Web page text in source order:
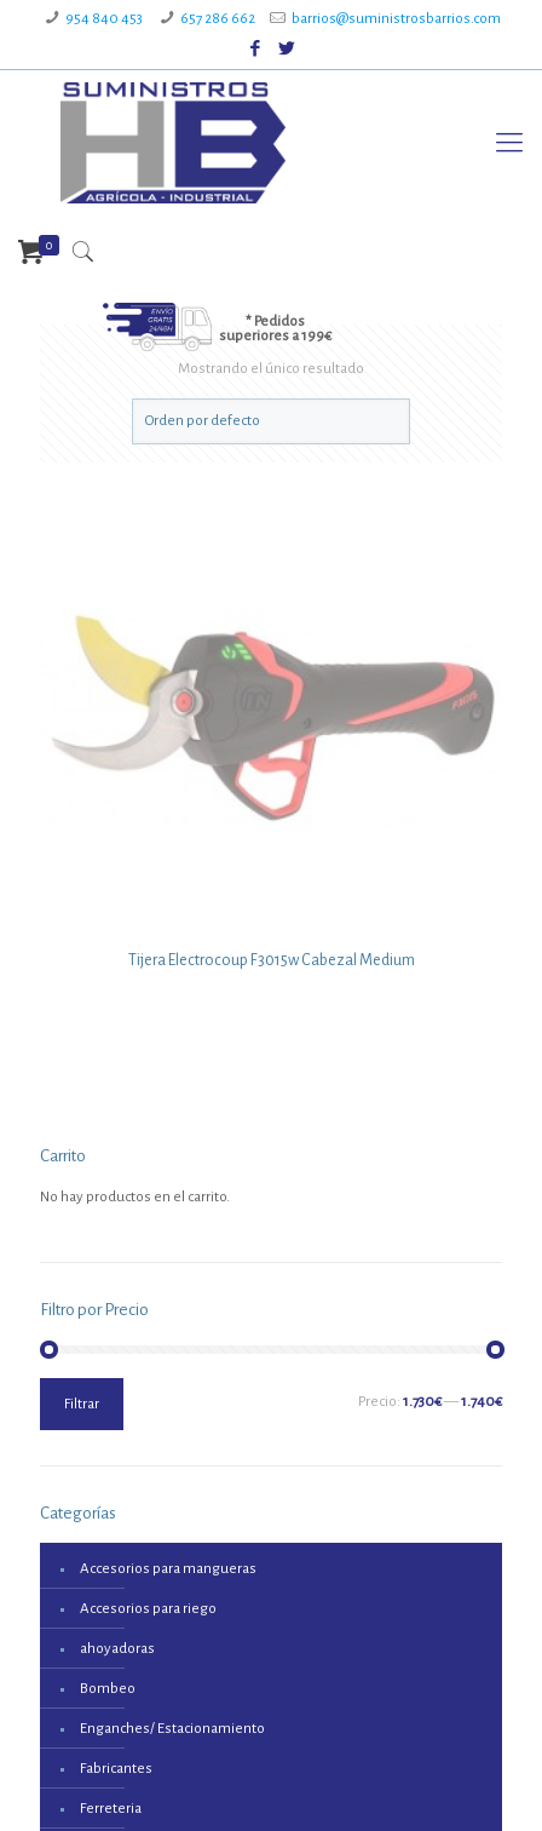
954 840 453 657 286 662 barrios@suministrosbarrios.com
* Pedidos
superiores a 199€
0
Mostrando el único resultado
Tijera Electrocoup F3015w Cabezal Medium
Carrito
No hay productos en el carrito.
Filtro por Precio
mínimo
máximo
Filtrar Precio: 1.730€—1.740€
Categorías
Accesorios para mangueras
Accesorios para riego
ahoyadoras
Bombeo
Enganches/ Estacionamiento
Fabricantes
Ferreteria